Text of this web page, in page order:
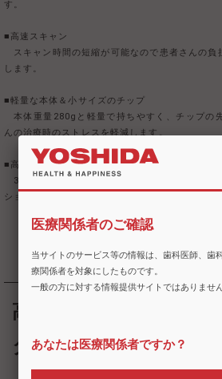
す。
■高速スキャン
スキャン時間の短縮が可能なので患者さんの負
します。
■軽量な本体＆小サイズのチップ
本体重量280gと軽量で持ちやすく、チップの
んの治療時のストレスを軽減します。
■高画質
3Dフルカラーできれいに見やすく表示される
ションにもお使いいただけます。
高画質・フルカラーのスキャンデー
タ
医療関係者のご確認
当サイトのサービス等の情報は、歯科医師、歯
療関係者を対象にしたものです。
一般の方に対する情報提供サイトではありません
あなたは医療関係者ですか？